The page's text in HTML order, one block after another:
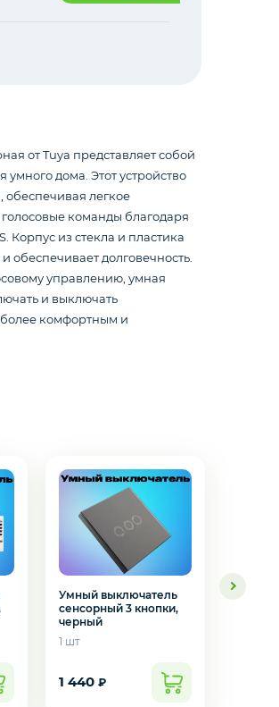
от Tuya представляет собой
дома. Этот устройство
обеспечивая легкое
команды благодаря
Корпус из стекла и пластика
обеспечивает долговечность.
управлению, умная
и выключать
комфортным и
Умный выключатель
сенсорный 3 кнопки,
черный
1 шт
1 440 ₽
Умный